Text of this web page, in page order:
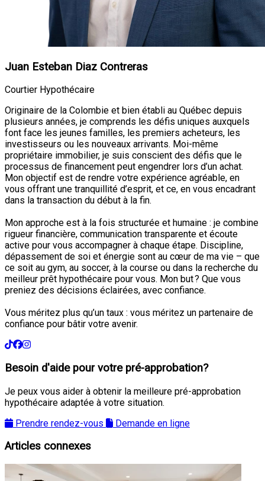
Juan Esteban Diaz Contreras
Courtier Hypothécaire
Originaire de la Colombie et bien établi au Québec depuis
plusieurs années, je comprends les défis uniques auxquels
font face les jeunes familles, les premiers acheteurs, les
investisseurs ou les nouveaux arrivants. Moi-même
propriétaire immobilier, je suis conscient des défis que le
processus de financement peut engendrer lors d’un achat.
Mon objectif est de rendre votre expérience agréable, en
vous offrant une tranquillité d’esprit, et ce, en vous encadrant
dans la transaction du début à la fin.
Mon approche est à la fois structurée et humaine : je combine
rigueur financière, communication transparente et écoute
active pour vous accompagner à chaque étape. Discipline,
dépassement de soi et énergie sont au cœur de ma vie – que
ce soit au gym, au soccer, à la course ou dans la recherche du
meilleur prêt hypothécaire pour vous. Mon but ? Que vous
preniez des décisions éclairées, avec confiance.
Vous méritez plus qu’un taux : vous méritez un partenaire de
confiance pour bâtir votre avenir.
Besoin d'aide pour votre pré-approbation?
Je peux vous aider à obtenir la meilleure pré-approbation
hypothécaire adaptée à votre situation.
Prendre rendez-vous
Demande en ligne
Articles connexes